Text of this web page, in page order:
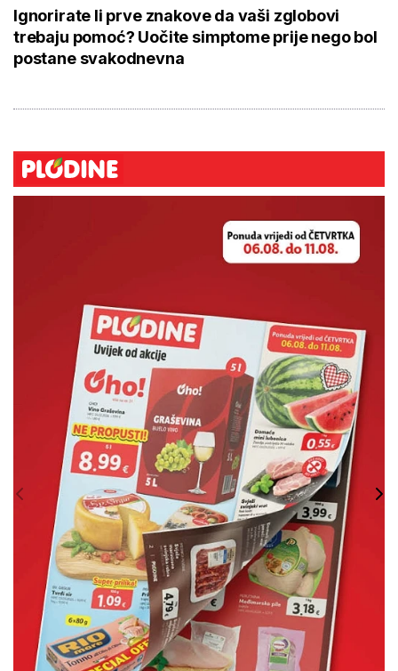
Ignorirate li prve znakove da vaši zglobovi
trebaju pomoć? Uočite simptome prije nego bol
postane svakodnevna